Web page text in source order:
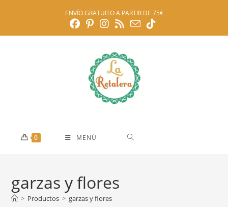
ENVÍO GRATUITO A PARTIR DE 75€
0 MENÚ
garzas y flores
> Productos > garzas y flores